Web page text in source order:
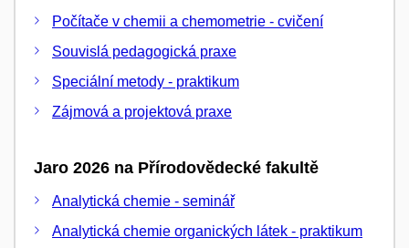
Počítače v chemii a chemometrie - cvičení
Souvislá pedagogická praxe
Speciální metody - praktikum
Zájmová a projektová praxe
Jaro 2026 na Přírodovědecké fakultě
Analytická chemie - seminář
Analytická chemie organických látek - praktikum